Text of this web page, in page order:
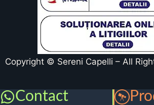
Copyright © Sereni Capelli – All
Contact